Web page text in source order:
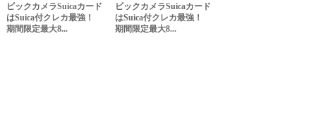
ビックカメラSuicaカード
はSuica付クレカ最強！
期間限定最大8...
ビックカメラSuicaカード
はSuica付クレカ最強！
期間限定最大8...